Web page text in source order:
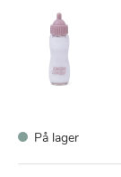
På lager